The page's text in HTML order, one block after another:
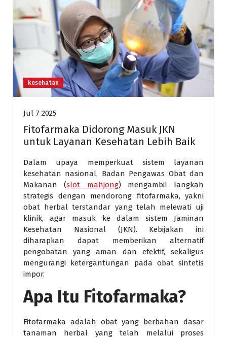
kesehatan
Jul 7 2025
Fitofarmaka Didorong Masuk JKN
untuk Layanan Kesehatan Lebih Baik
Dalam upaya memperkuat sistem layanan
kesehatan nasional, Badan Pengawas Obat dan
Makanan (slot mahjong) mengambil langkah
strategis dengan mendorong fitofarmaka, yakni
obat herbal terstandar yang telah melewati uji
klinik, agar masuk ke dalam sistem Jaminan
Kesehatan Nasional (JKN). Kebijakan ini
diharapkan dapat memberikan alternatif
pengobatan yang aman dan efektif, sekaligus
mengurangi ketergantungan pada obat sintetis
impor.
Apa Itu Fitofarmaka?
Fitofarmaka adalah obat yang berbahan dasar
tanaman herbal yang telah melalui proses